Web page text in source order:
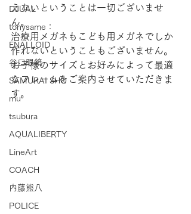
DJUAL
tonysame：
ENALLOID
谷口眼鏡
SAMURAI SHO
mu
tsubura
AQUALIBERTY
LineArt
COACH
内藤熊八
POLICE
えないということは一切ございませ
ん。
治療用メガネもこども用メガネでしか
作れないということもございません。
お子様のサイズとお好みによって最適
なフレームをご案内させていただきま
す。